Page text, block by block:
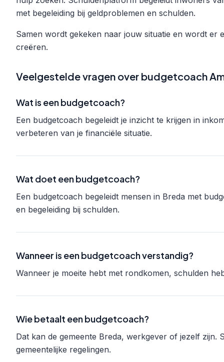
met begeleiding bij geldproblemen en schulden.
Samen wordt gekeken naar jouw situatie en wordt er
creëren.
Veelgestelde vragen over budgetcoach
Wat is een budgetcoach?
Een budgetcoach begeleidt je inzicht te krijgen in
verbeteren van je financiële situatie.
Wat doet een budgetcoach?
Een budgetcoach begeleidt mensen in Breda met
en begeleiding bij schulden.
Wanneer is een budgetcoach verstandig?
Wanneer je moeite hebt met rondkomen, schulden
Wie betaalt een budgetcoach?
Dat kan de gemeente Breda, werkgever of jezelf zijn.
gemeentelijke regelingen.